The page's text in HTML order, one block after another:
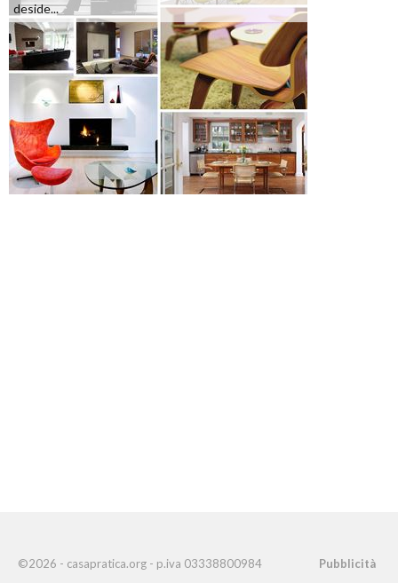
deside...
©2026 - casapratica.org - p.iva 03338800984 Pubblicità